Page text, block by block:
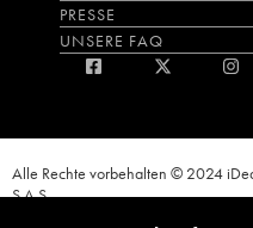
PRESSE
UNSERE FAQ
Alle Rechte vorbehalten © 2024
S.A.S.